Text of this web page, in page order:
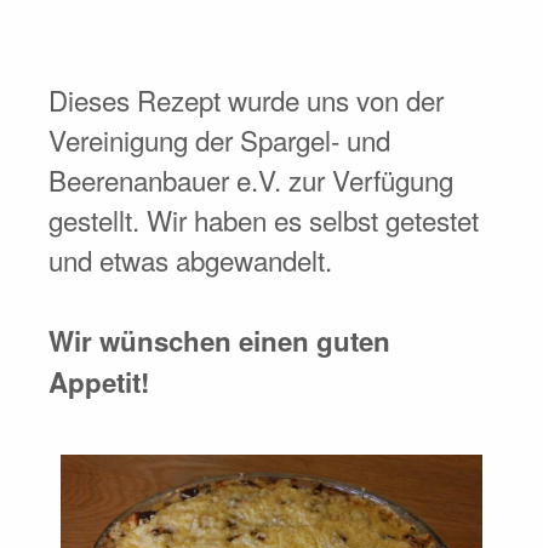
Dieses Rezept wurde uns von der
Vereinigung der Spargel- und
Beerenanbauer e.V. zur Verfügung
gestellt. Wir haben es selbst getestet
und etwas abgewandelt.
Wir wünschen einen guten
Appetit!